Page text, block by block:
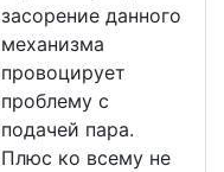
засорение данного
механизма
провоцирует
проблему с
подачей пара.
Плюс ко всему не